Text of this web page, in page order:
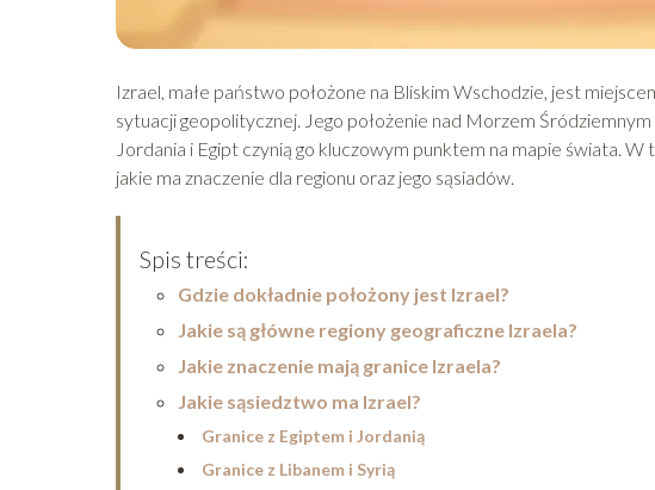
Izrael, małe państwo położone na Bliskim Wschodzie, jest
sytuacji geopolitycznej. Jego położenie nad Morzem
Jordania i Egipt czynią go kluczowym punktem na mapie świata.
jakie ma znaczenie dla regionu oraz jego sąsiadów.
Spis treści:
Gdzie dokładnie położony jest Izrael?
Jakie są główne regiony geograficzne Izraela?
Jakie znaczenie mają granice Izraela?
Jakie sąsiedztwo ma Izrael?
Granice z Egiptem i Jordanią
Granice z Libanem i Syrią